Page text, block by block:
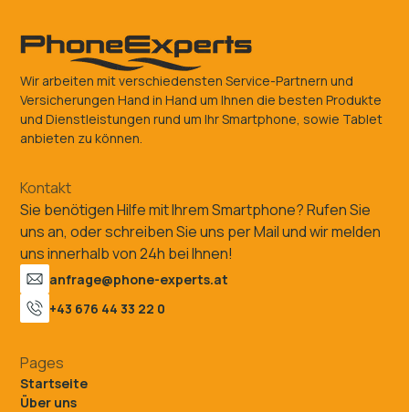
Wir arbeiten mit verschiedensten Service-Partnern und
Versicherungen Hand in Hand um Ihnen die besten Produkte
und Dienstleistungen rund um Ihr Smartphone, sowie Tablet
anbieten zu können.
Kontakt
Sie benötigen Hilfe mit Ihrem Smartphone? Rufen Sie
uns an, oder schreiben Sie uns per Mail und wir melden
uns innerhalb von 24h bei Ihnen!
anfrage@phone-experts.at
+43 676 44 33 22 0
Pages
Startseite
Über uns